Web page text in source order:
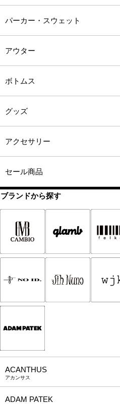
パーカー・スウェット
アウター
ボトムス
グッズ
アクセサリー
セール商品
ブランドから探す
ACANTHUS
アカンサス
ADAM PATEK